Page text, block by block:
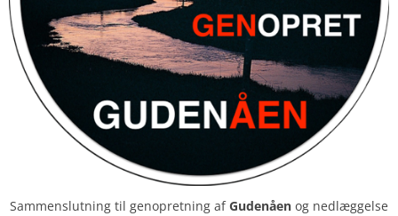
Sammenslutning til genopretning afGudenåen og nedlæggelse